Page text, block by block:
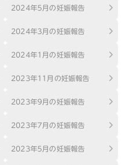
2024年5月の妊娠報告
2024年3月の妊娠報告
2024年1月の妊娠報告
2023年11月の妊娠報告
2023年9月の妊娠報告
2023年7月の妊娠報告
2023年5月の妊娠報告